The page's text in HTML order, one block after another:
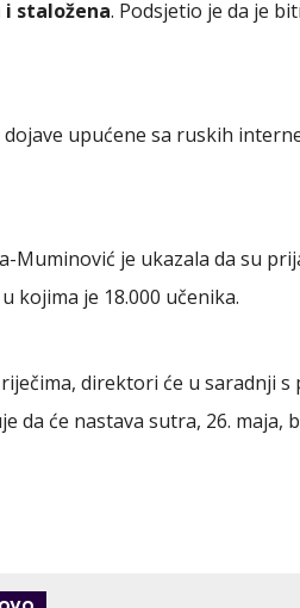
staložena. Podsjetio je da je
upućene sa ruskih
Muminović je ukazala da su
kojima je 18.000 učenika.
direktori će u saradnji
da će nastava sutra, 26. maja,